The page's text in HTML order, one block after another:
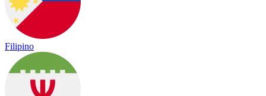
Filipino